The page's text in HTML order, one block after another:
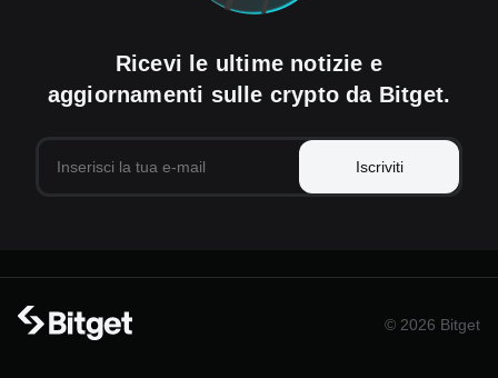
Ricevi le ultime notizie e
aggiornamenti sulle crypto da Bitget.
Iscriviti
© 2026 Bitget